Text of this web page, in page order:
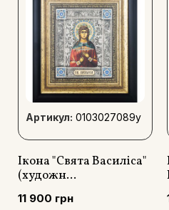
Артикул: 0103027089y
Ікона "Свята Василіса"
(художн...
11 900 грн